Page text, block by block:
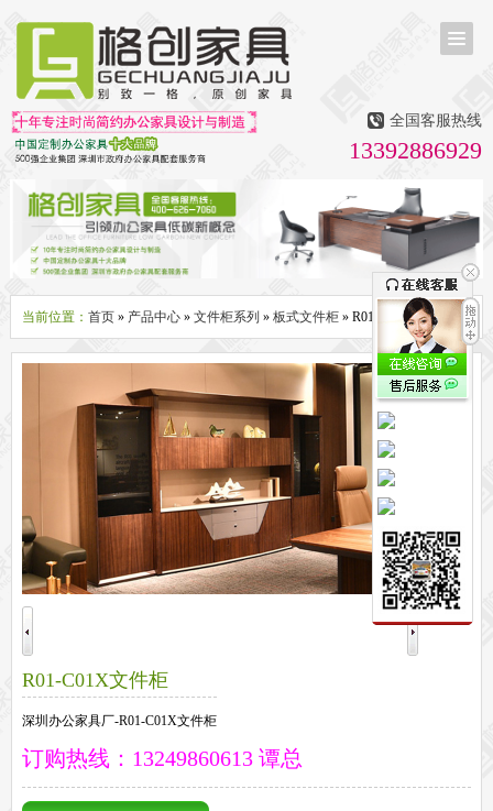
首页
茶台茶桌
多媒体会议室家具
办公屏风隔断系列
办公屏风卡位
高隔断墙 折叠屏风
组合职员台
办公桌系列
经理办公桌
会议桌
办公椅系列
会议椅
人体工学椅
办公沙发|茶几系列
贵宾沙发 茶几
茶水柜
副柜 间隔柜 矮柜 实木文件柜 板式文件柜
钢制文件柜
保密文件柜
前台接待系列
前台
接待家具
培训桌
公共区域家具系列
高铁车站候车椅
酒店公寓家具
他们正在使用格创家具
办公家具资讯
格创动态
行业动态 家具常识
全国客服热线
13392886929
当前位置： 首页» 产品中心» 文件柜系列 » 板式文件柜» R01-C01X文件柜
R01-C01X文件柜
深圳办公家具厂-R01-C01X文件柜
订购热线：13249860613 谭总